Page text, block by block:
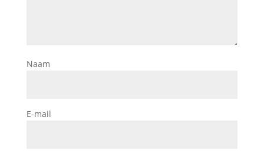
Naam
E-mail